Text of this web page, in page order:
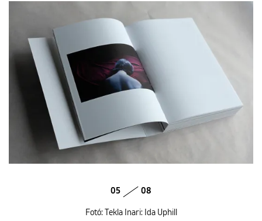
05 08
Fotó: Tekla Inari: Ida Uphill